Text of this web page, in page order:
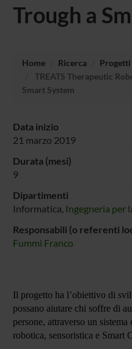
Trough a
Home Ricerca
Progetti
TREATS Therapeutic
Smart System
Data inizio
21 marzo 2019
Durata (mesi)
9
Dipartimenti
Informatica, Ingegneria per
Responsabili (o referenti
Fummi Franco
Il progetto ha l’obiettivo di
possano aiutare chi soffre di
persone, attraverso un
robotica, sensoristica e Smart